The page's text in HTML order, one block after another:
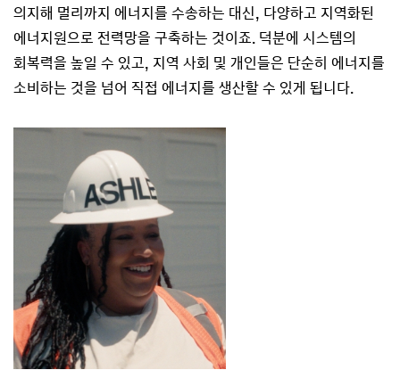
의지해 멀리까지 에너지를 수송하는 대신, 다양하고 지역화된
에너지원으로 전력망을 구축하는 것이죠. 덕분에 시스템의
회복력을 높일 수 있고, 지역 사회 및 개인들은 단순히 에너지를
소비하는 것을 넘어 직접 에너지를 생산할 수 있게 됩니다.